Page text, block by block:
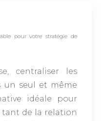
pour votre stratégie de
centraliser les
un seul et même
idéale pour
de la relation